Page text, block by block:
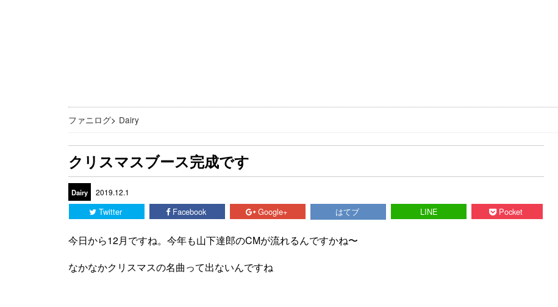
ファニログ> Dairy
クリスマスブース完成です
Dairy 2019.12.1
Twitter Facebook Google+ はてブ LINE Pocket
今日から12月ですね。今年も山下達郎のCMが流れるんですかね〜
なかなかクリスマスの名曲って出ないんですね